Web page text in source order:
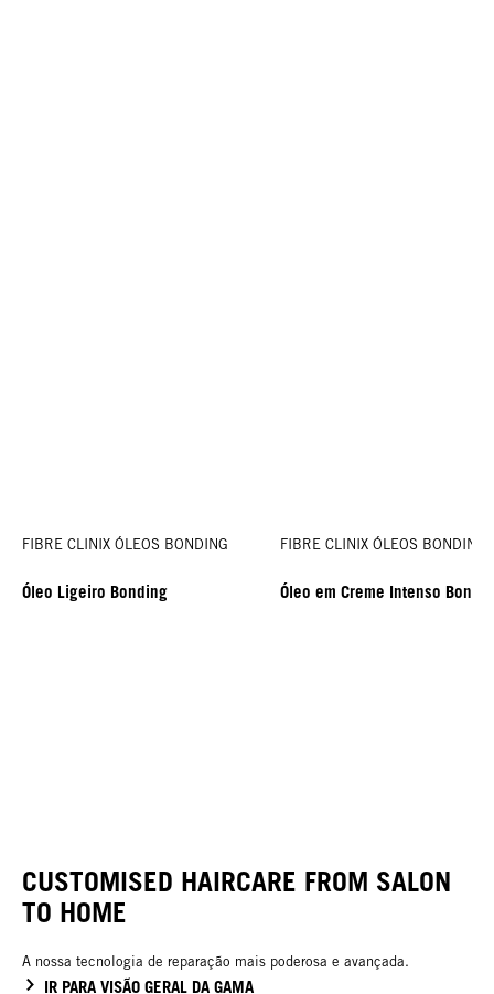
FIBRE CLINIX ÓLEOS BONDING
Óleo Ligeiro Bonding
FIBRE CLINIX ÓLEOS BONDING
Óleo em Creme Intenso
CUSTOMISED HAIRCARE FROM SALON
TO HOME
A nossa tecnologia de reparação mais poderosa e avançada.
IR PARA VISÃO GERAL DA GAMA